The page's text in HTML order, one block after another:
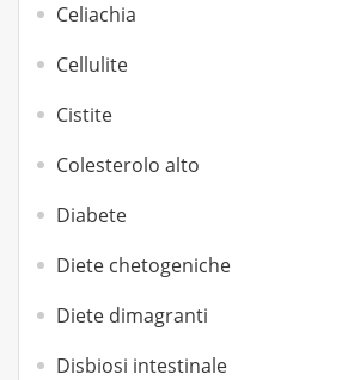
Celiachia
Cellulite
Cistite
Colesterolo alto
Diabete
Diete chetogeniche
Diete dimagranti
Disbiosi intestinale